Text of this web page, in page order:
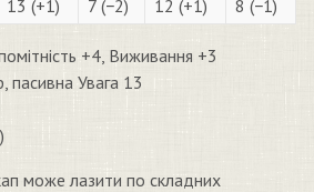
13 (+1) 7 (−2) 12 (+1) 8 (−1)
+4, Виживання +3
пасивна Увага 13
може лазити по складних